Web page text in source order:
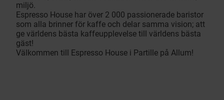
miljö.
Espresso House har över 2 000 passionerade baristor
som alla brinner för kaffe och delar samma vision; att
ge världens bästa kaffeupplevelse till världens bästa
gäst!
Välkommen till Espresso House i Partille på Allum!